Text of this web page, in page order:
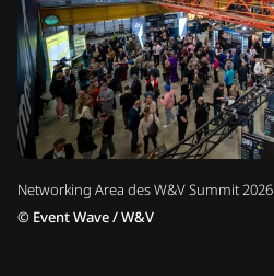
Networking Area des W&V Summit 2026
© Event Wave / W&V